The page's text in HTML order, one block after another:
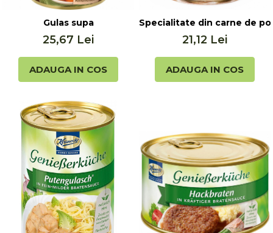
Gulas supa
25,67 Lei
ADAUGA IN COS
Specialitate din carne de
21,12 Lei
ADAUGA IN COS